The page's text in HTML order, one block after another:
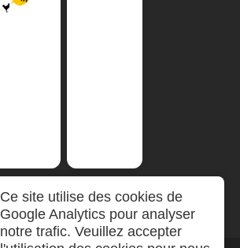
Ce site utilise des cookies de
Google Analytics pour analyser
notre trafic. Veuillez accepter